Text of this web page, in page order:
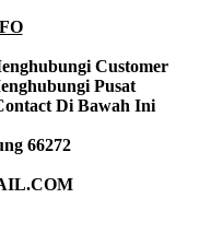
Customer
Pusat
Di Bawah Ini
66272